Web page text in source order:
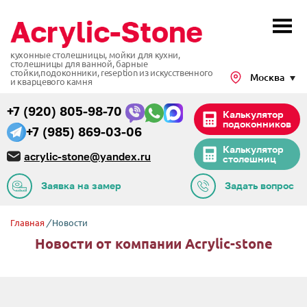
кухонные столешницы, мойки для кухни,
столешницы для ванной, барные
стойки,подоконники, reseption из искусственного
и кварцевого камня
+7 (985) 869-03-06
+7 (920) 805-98-70
acrylic-stone@yandex.ru
Калькулятор
столешниц
Калькулятор
подоконников
Москва
Задать вопрос
Заявка на замер
Главная / Новости
Новости от компании Acrylic-stone